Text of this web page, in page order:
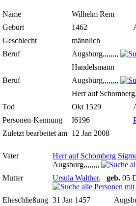
Name Wilhelm Rem
Geburt
1462
Geschlecht
männlich
Beruf
Augsburg,,,,,,,,
Handelsmann
Beruf
Augsburg,,,,,,,,
Herr auf
Tod
Okt 1529
Personen-Kennung
I6196
Zuletzt bearbeitet am 12 Jan 2008
Vater Herr auf Schomberg
Augsburg,,,,,,,,
Mutter
Ursula Walther, geb. 05
Eheschließung 31 Jan 1457